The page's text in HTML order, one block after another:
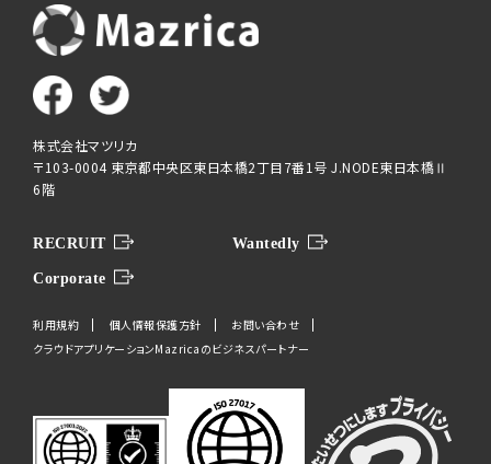
株式会社マツリカ
〒103-0004 東京都中央区東日本橋2丁目7番1号 J.NODE東日本橋Ⅱ
6階
RECRUIT Wantedly
Corporate
利用規約 個人情報保護方針
お問い合わせ
クラウドアプリケーションMazricaのビジネスパートナー